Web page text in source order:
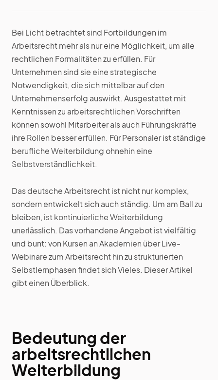
Bei Licht betrachtet sind Fortbildungen im
Arbeitsrecht mehr als nur eine Möglichkeit, um alle
rechtlichen Formalitäten zu erfüllen. Für
Unternehmen sind sie eine strategische
Notwendigkeit, die sich mittelbar auf den
Unternehmenserfolg auswirkt. Ausgestattet mit
Kenntnissen zu arbeitsrechtlichen Vorschriften
können sowohl Mitarbeiter als auch Führungskräfte
ihre Rollen besser erfüllen. Für Personaler ist ständige
berufliche Weiterbildung ohnehin eine
Selbstverständlichkeit.
Das deutsche Arbeitsrecht ist nicht nur komplex,
sondern entwickelt sich auch ständig. Um am Ball zu
bleiben, ist kontinuierliche Weiterbildung
unerlässlich. Das vorhandene Angebot ist vielfältig
und bunt: von Kursen an Akademien über Live-
Webinare zum Arbeitsrecht hin zu strukturierten
Selbstlernphasen findet sich Vieles. Dieser Artikel
gibt einen Überblick.
Bedeutung der
arbeitsrechtlichen
Weiterbildung